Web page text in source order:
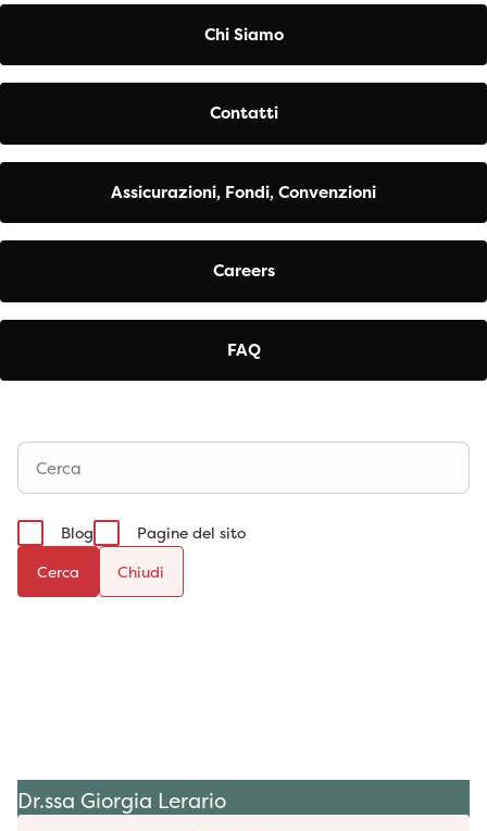
Chi Siamo
Contatti
Assicurazioni, Fondi, Convenzioni
Careers
FAQ
Blog
Pagine del sito
Cerca
Dr.ssa Giorgia Lerario